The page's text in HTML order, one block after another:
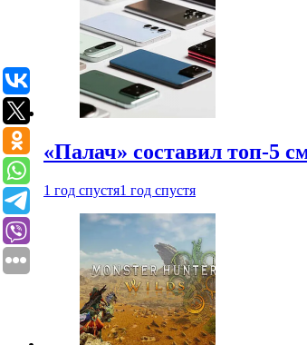
«Палач» составил топ-5
1 год спустя1 год спустя